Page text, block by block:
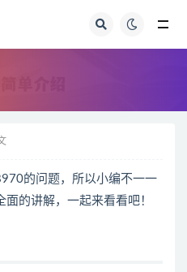
的问题，所以小编不一一
的讲解，一起来看看吧！